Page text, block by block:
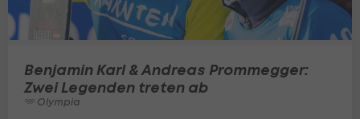
Benjamin Karl & Andreas Prommegger:
Zwei Legenden treten ab
Olympia